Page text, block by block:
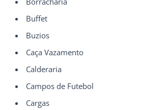
Buffet
Buzios
Caça Vazamento
Calderaria
Campos de Futebol
Cargas